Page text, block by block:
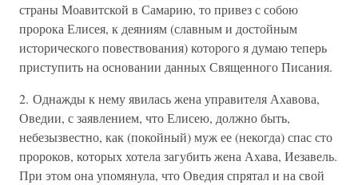
страны Моавитской в Самарию, то привез с собою
пророка Елисея, к деяниям (славным и достойным
исторического повествования) которого я думаю теперь
приступить на основании данных Священного Писания.
2. Однажды к нему явилась жена управителя Ахавова,
Оведии, с заявлением, что Елисею, должно быть,
небезызвестно, как (покойный) муж ее (некогда) спас сто
пророков, которых хотела загубить жена Ахава, Иезавель.
При этом она упомянула, что Оведия спрятал и на свой